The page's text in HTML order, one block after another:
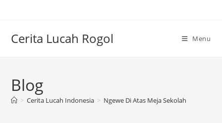
Cerita Lucah Rogol Menu
Blog
> Cerita Lucah Indonesia > Ngewe Di Atas Meja Sekolah